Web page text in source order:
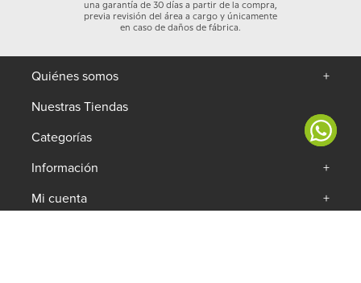
una garantía de 30 días a partir de la compra,
previa revisión del área a cargo y únicamente
en caso de daños de fábrica.
Quiénes somos
+
Nuestras Tiendas
Categorías
+
Información
+
Mi cuenta
+